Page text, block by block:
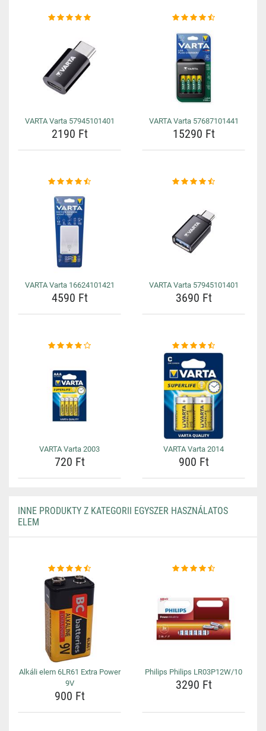
VARTA Varta 57945101401
2190 Ft
VARTA Varta 57687101441
15290 Ft
VARTA Varta 16624101421
4590 Ft
VARTA Varta 57945101401
3690 Ft
VARTA Varta 2003
720 Ft
VARTA Varta 2014
900 Ft
INNE PRODUKTY Z KATEGORII EGYSZER HASZNÁLATOS
ELEM
Alkáli elem 6LR61 Extra Power
9V
900 Ft
Philips Philips LR03P12W/10
3290 Ft